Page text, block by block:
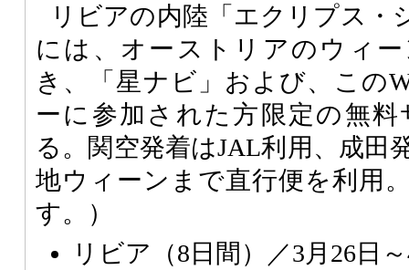
リビアの内陸「エクリプス・
には、オーストリアのウィ
き、「星ナビ」および、この
ーに参加された方限定の無
る。関空発着はJAL利用、成田
地ウィーンまで直行便を利用
す。）
リビア（8日間）／3月26日